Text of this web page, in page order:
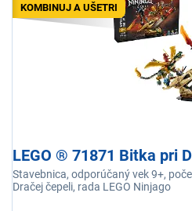
KOMBINUJ A UŠETRI
LEGO ® 71871 Bitka pri
Stavebnica, odporúčaný vek 9+,
Dračej čepeli, rada LEGO Ninjago